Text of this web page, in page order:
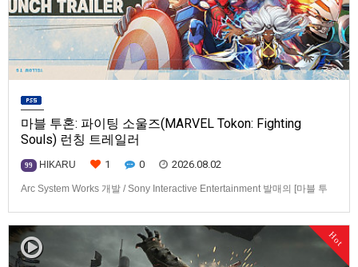
마블 투혼: 파이팅 소울즈(MARVEL Tokon: Fighting
Souls) 런칭 트레일러
99 HIKARU 1 0 2026.08.02
Arc System Works 개발 / Sony Interactive Entertainment 발매의 [마블 투
로 예정.
Hot